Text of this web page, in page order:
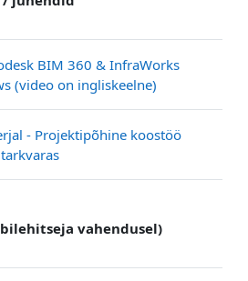
BIM 360 & InfraWorks
(video on ingliskeelne)
- Projektipõhine koostöö
vahendusel)